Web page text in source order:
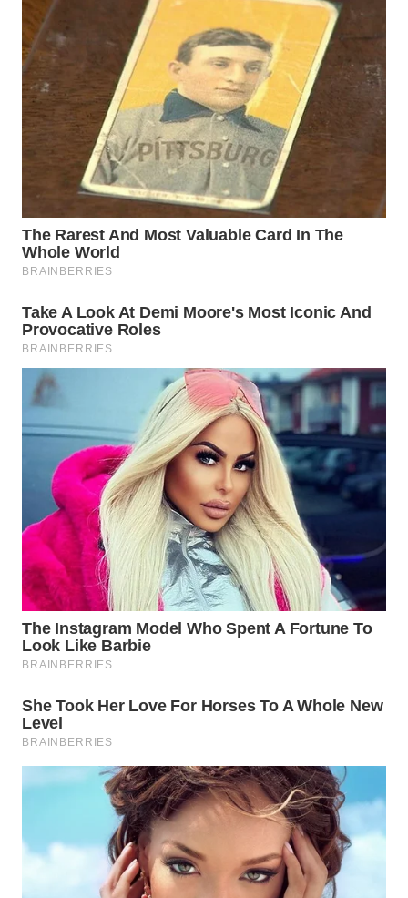
LABUHANBATU
TAPANULI
TENGAH
WN DELI
SERDANG
WN
TEBING
TINGGI
WN
PAKPAK
KARAWANG
WN
BEKASI
WN
BOGOR
WN
DEPOK
WN
WN
SAMOSIR
LAWAS